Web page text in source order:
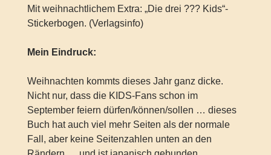
Mit weihnachtlichem Extra: „Die drei ??? Kids“-
Stickerbogen. (Verlagsinfo)
Mein Eindruck:
Weihnachten kommts dieses Jahr ganz dicke.
Nicht nur, dass die KIDS-Fans schon im
September feiern dürfen/können/sollen … dieses
Buch hat auch viel mehr Seiten als der normale
Fall, aber keine Seitenzahlen unten an den